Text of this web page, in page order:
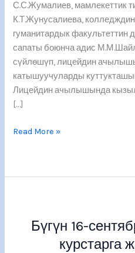
С.С.Жумалиев, мамлекеттик
К.Т.Жунусалиева,
гуманитардык
сапаты боюнча адис
сүйлөшүп, лицейдин
катышуучуларды
Лицейдин ачылышында
[…]
Read More »
Бүгүн 16-
курстарга
сентябрда